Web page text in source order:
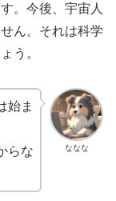
。今後、宇宙人
ん。それは科学
う。
ななな
始ま
らな